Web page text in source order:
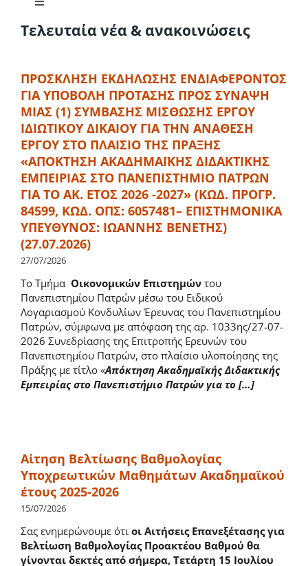
Toggle
Navigation
Διδακτορικές Σπουδές
ΠΜΣ Εφαρμοσμένη Οικονομική & Ανάλυση Δεδομένων
ΠΜΣ Kαινοτόμος και Αειφόρος Επιχειρηματικότητα
ΔΠΜΣ Επαγγελματική Συμβουλευτική και Διά Βίου
Εκπαίδευση
Διδακτορικές Σπουδές με συνεπίβλεψη – University of
Naples Parthenope
Τελευταία νέα & ανακοινώσεις
ΠΡΟΣΚΛΗΣΗ ΕΚΔΗΛΩΣΗΣ ΕΝΔΙΑΦΕΡΟΝΤΟΣ
ΓΙΑ ΥΠΟΒΟΛΗ ΠΡΟΤΑΣΗΣ ΠΡΟΣ ΣΥΝΑΨΗ
ΜΙΑΣ (1) ΣΥΜΒΑΣΗΣ ΜΙΣΘΩΣΗΣ ΕΡΓΟΥ
ΙΔΙΩΤΙΚΟΥ ΔΙΚΑΙΟΥ ΓΙΑ ΤΗΝ ΑΝΑΘΕΣΗ
ΕΡΓΟΥ ΣΤΟ ΠΛΑΙΣΙΟ ΤΗΣ ΠΡΑΞΗΣ
«ΑΠΟΚΤΗΣΗ ΑΚΑΔΗΜΑΪΚΗΣ ΔΙΔΑΚΤΙΚΗΣ
ΕΜΠΕΙΡΙΑΣ ΣΤΟ ΠΑΝΕΠΙΣΤΗΜΙΟ ΠΑΤΡΩΝ
ΓΙΑ ΤΟ ΑΚ. ΕΤΟΣ 2026 -2027» (ΚΩΔ. ΠΡΟΓΡ.
84599, ΚΩΔ. ΟΠΣ: 6057481– ΕΠΙΣΤΗΜΟΝΙΚΑ
ΥΠΕΥΘΥΝΟΣ: ΙΩΑΝΝΗΣ ΒΕΝΕΤΗΣ)
(27.07.2026)
27/07/2026
Το Τμήμα Οικονομικών Επιστημώντου
Πανεπιστημίου Πατρών μέσω του Ειδικού
Λογαριασμού Κονδυλίων Έρευνας του Πανεπιστημίου
Πατρών, σύμφωνα με απόφαση της αρ. 1033ης/27-07-
2026 Συνεδρίασης της Επιτροπής Ερευνών του
Πανεπιστημίου Πατρών, στο πλαίσιο υλοποίησης της
Πράξης με τίτλο «Απόκτηση Ακαδημαϊκής Διδακτικής
Εμπειρίας στο Πανεπιστήμιο Πατρών για το […]
Αίτηση Bελτίωσης Βαθμολογίας
Υποχρεωτικών Mαθημάτων Aκαδημαϊκού
έτους 2025-2026
15/07/2026
Σας ενημερώνουμε ότιοι Αιτήσεις Επανεξέτασης για
Βελτίωση Βαθμολογίας Προακτέου Βαθμού θα
γίνονται δεκτές από σήμερα, Τετάρτη 15 Ιουλίου